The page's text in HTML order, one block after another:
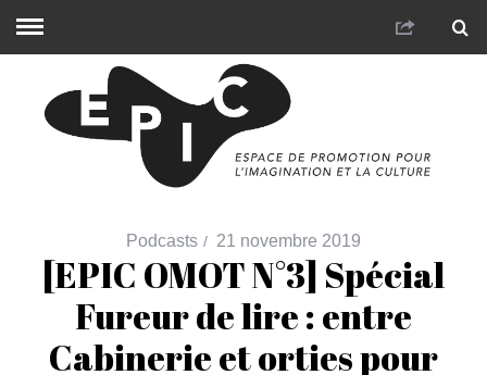
Podcasts 21 novembre 2019
[EPIC OMOT N°3] Spécial
Fureur de lire : entre
Cabinerie et orties pour